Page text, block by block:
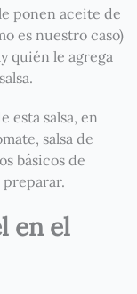
ponen aceite de
es nuestro caso)
quién le agrega
esta salsa, en
salsa de
básicos de
en el